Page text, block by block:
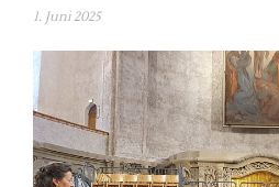
1. Juni 2025